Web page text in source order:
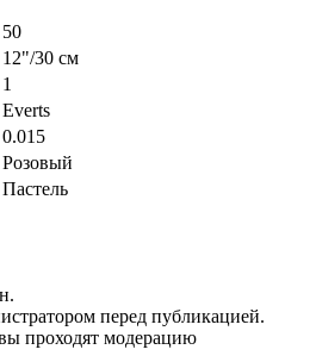
50
12"/30 см
1
Everts
0.015
Розовый
Пастель
перед публикацией.
проходят модерацию